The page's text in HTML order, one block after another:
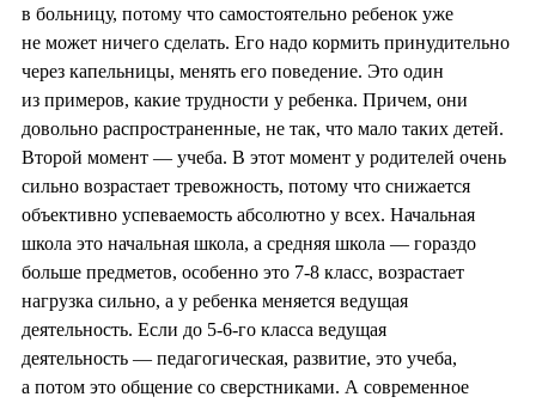
в больницу, потому что самостоятельно ребенок уже
не может ничего сделать. Его надо кормить принудительно
через капельницы, менять его поведение. Это один
из примеров, какие трудности у ребенка. Причем, они
довольно распространенные, не так, что мало таких детей.
Второй момент — учеба. В этот момент у родителей очень
сильно возрастает тревожность, потому что снижается
объективно успеваемость абсолютно у всех. Начальная
школа это начальная школа, а средняя школа — гораздо
больше предметов, особенно это 7-8 класс, возрастает
нагрузка сильно, а у ребенка меняется ведущая
деятельность. Если до 5-6-го класса ведущая
деятельность — педагогическая, развитие, это учеба,
а потом это общение со сверстниками. А современное